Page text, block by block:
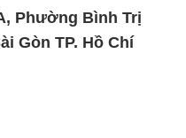
Phường Bình Trị
Gòn TP. Hồ Chí